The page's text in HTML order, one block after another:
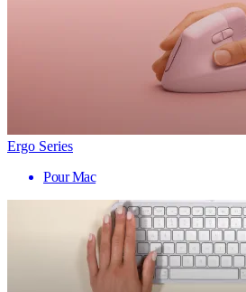
Ergo Series
Pour Mac